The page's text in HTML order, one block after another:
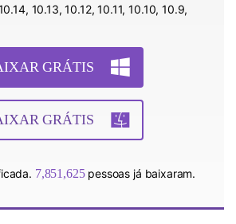
10.13, 10.12, 10.11, 10.10, 10.9,
GRÁTIS
GRÁTIS
7,851,625pessoas já baixaram.